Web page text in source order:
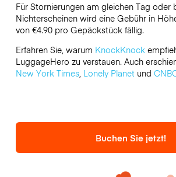
Für Stornierungen am gleichen Tag oder
Nichterscheinen wird eine Gebühr in
von €4.90 pro Gepäckstück fällig.
Erfahren Sie, warum KnockKnock
LuggageHero zu verstauen. Auch
New York Times, Lonely Planetund
Buchen Sie jetzt!